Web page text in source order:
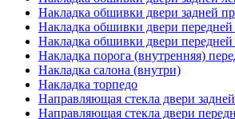
Накладка обшивки двери задней
Накладка обшивки двери передней
Накладка обшивки двери передней
Накладка порога (внутренняя)
Накладка салона (внутри)
Накладка торпедо
Направляющая стекла двери
Направляющая стекла двери